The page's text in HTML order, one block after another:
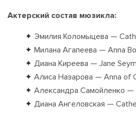
Актерский состав мюзикла:
Эмилия Коломыцева —
Милана Агапеева — Anna
Диана Киреева — Jane
Алиса Назарова — Anna of
Александра Самойленко —
Диана Ангеловская —